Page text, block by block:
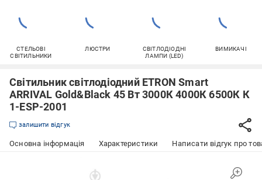
СТЕЛЬОВІ
СВІТИЛЬНИКИ
ЛЮСТРИ
СВІТЛОДІОДНІ
ЛАМПИ (LED)
ВИМИКАЧІ
Світильник світлодіодний ETRON Smart
ARRIVAL Gold&Black 45 Вт 3000К 4000К 6500К К
1-ESP-2001
залишити відгук
Основна інформація Характеристики Написати відгук про